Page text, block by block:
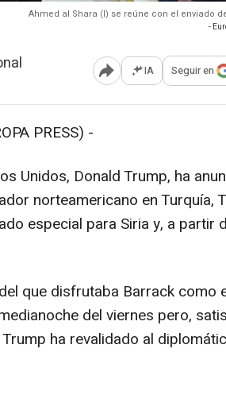
Ahmed al Shara (I) se reúne con el enviado
-
Abrir opciones
IA Seguir en
PRESS) -
Unidos, Donald Trump, ha
norteamericano en Turquía,
especial para Siria y, a partir
que disfrutaba Barrack como
del viernes pero,
ha revalidado al